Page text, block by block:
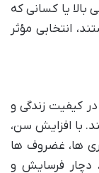
بالا یا کسانی که
انتخابی مؤثر
کیفیت زندگی و
با افزایش سن،
ها، غضروف ها
دچار فرسایش و